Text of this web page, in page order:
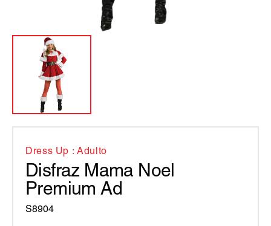
Dress Up : Adulto
Disfraz Mama Noel
Premium Ad
S8904